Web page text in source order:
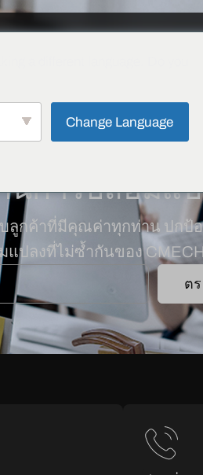
นการปลอมแ
ลูกค้าที่มีคุณค่าทุกท่าน ปกป้
ปลงที่ไม่ซ้ำกันของ CMECH
ต
Change Language